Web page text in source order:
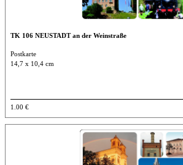
TK 106 NEUSTADT an der Weinstraße
Postkarte
14,7 x 10,4 cm
1.00 €